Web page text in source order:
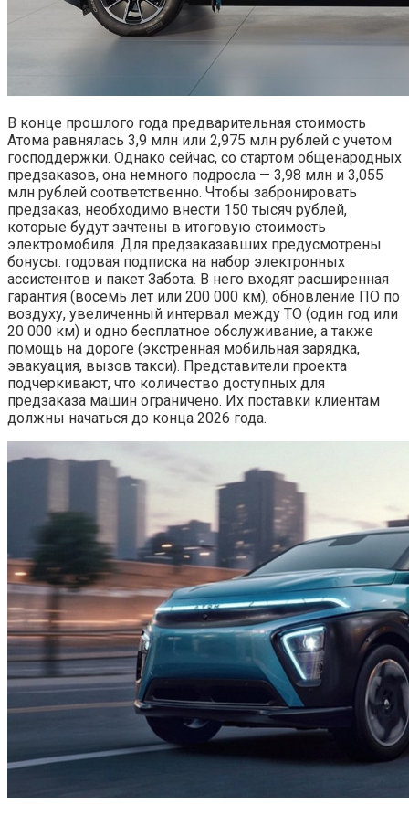
В конце прошлого года предварительная стоимость
Атома равнялась 3,9 млн или 2,975 млн рублей с учетом
господдержки. Однако сейчас, со стартом общенародных
предзаказов, она немного подросла — 3,98 млн и 3,055
млн рублей соответственно. Чтобы забронировать
предзаказ, необходимо внести 150 тысяч рублей,
которые будут зачтены в итоговую стоимость
электромобиля. Для предзаказавших предусмотрены
бонусы: годовая подписка на набор электронных
ассистентов и пакет Забота. В него входят расширенная
гарантия (восемь лет или 200 000 км), обновление ПО по
воздуху, увеличенный интервал между ТО (один год или
20 000 км) и одно бесплатное обслуживание, а также
помощь на дороге (экстренная мобильная зарядка,
эвакуация, вызов такси). Представители проекта
подчеркивают, что количество доступных для
предзаказа машин ограничено. Их поставки клиентам
должны начаться до конца 2026 года.